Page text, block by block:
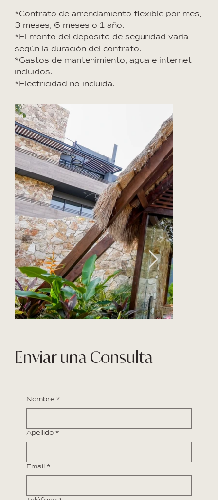
*Contrato de arrendamiento flexible por mes,
3 meses, 6 meses o 1 año.
*El monto del depósito de seguridad varía
según la duración del contrato.
*Gastos de mantenimiento, agua e internet
incluidos.
*Electricidad no incluida.
Enviar una Consulta
Nombre *
Apellido *
Email *